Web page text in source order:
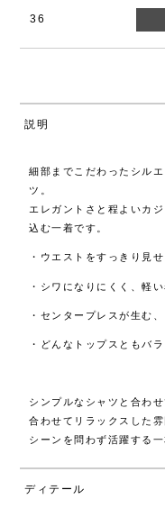
36
説明
細部までこだわったシル
ツ。
エレガントさと程よいカ
込む一着です。
・ウエストをすっきり見
・シワになりにくく、軽
・センタープレスが生む
・どんなトップスともバ
シンプルなシャツと合わ
合わせてリラックスした雰
シーンを問わず活躍する一
ディテール